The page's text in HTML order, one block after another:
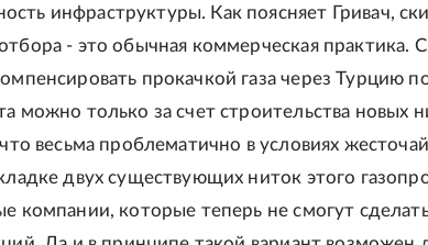
инфраструктуры. Как поясняет Гривач,
- это обычная коммерческая практика.
прокачкой газа через Турцию
можно только за счет строительства новых
весьма проблематично в условиях
двух существующих ниток этого
компании, которые теперь не смогут